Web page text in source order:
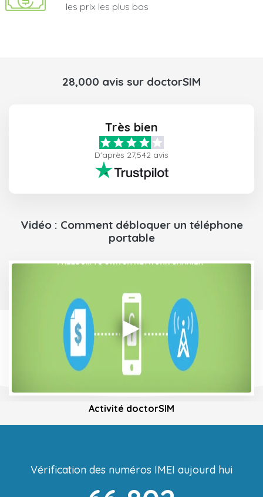
les prix les plus bas
28,000 avis sur doctorSIM
Très bien
D'après 27,542 avis
Vidéo : Comment débloquer un téléphone
portable
Activité doctorSIM
Vérification des numéros IMEI aujourd hui